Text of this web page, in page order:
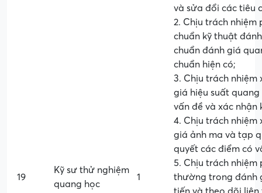
19
Kỹ sư thử nghiệm
quang học
1
và sửa đổi các tiêu
2. Chịu trách
chuẩn kỹ thuật
chuẩn đánh giá
chuẩn hiện có;
3. Chịu trách nhiệm
giá hiệu suất
vấn đề và xác nhận
4. Chịu trách nhiệm
giá ảnh ma và tạp
quyết các điểm có
5. Chịu trách nhiệm
thường trong đánh